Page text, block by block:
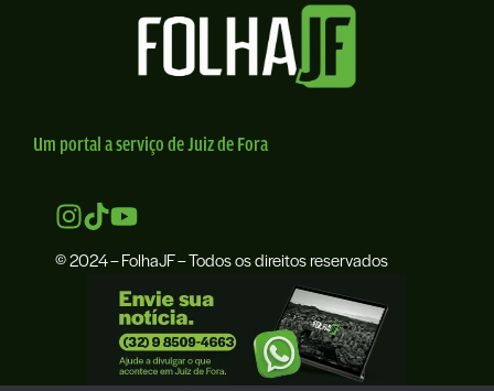
Um portal a serviço de Juiz de Fora
© 2024 – FolhaJF – Todos os direitos reservados